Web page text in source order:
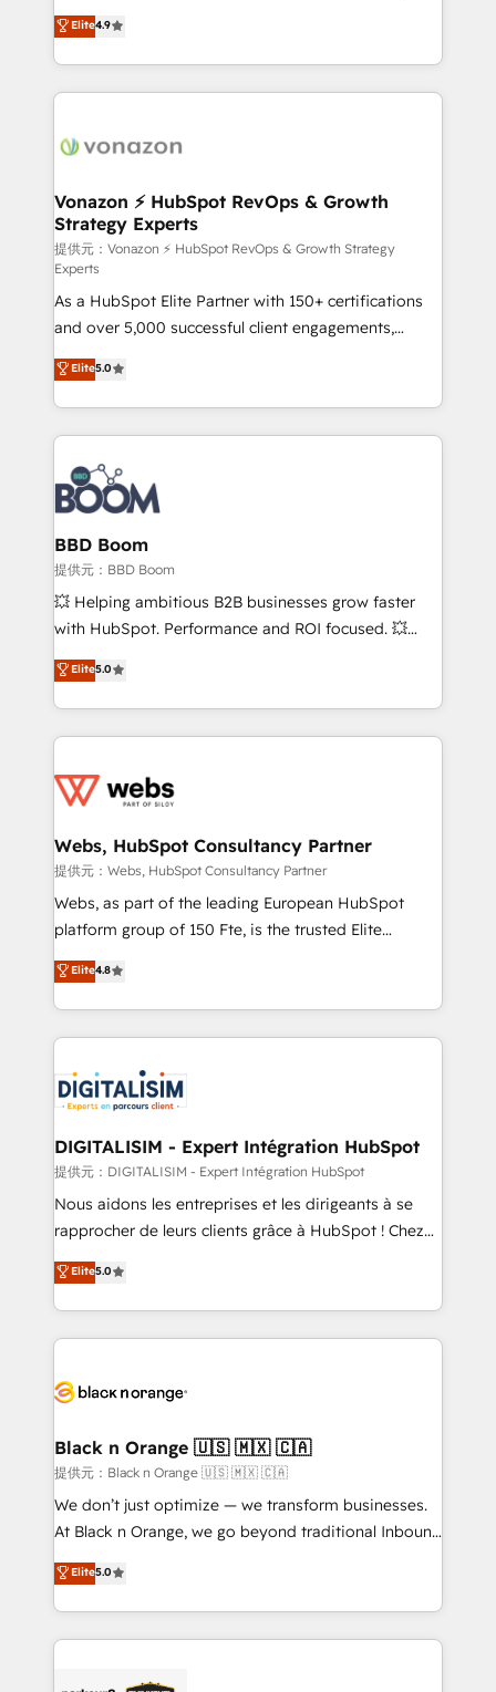
HubSpot dans votre organisation. Pour toute
question technique ou besoin de structuration de
B2B à travers l’acquisition de nouveaux clients,
l'intégration CRM et le développement des revenus
auprès de vos comptes existants. En France et à
l'international, nous travaillons avec des ETI
delà d’une simple transformation digitale et des
➤ L’intégration de CRM et de méthodologie RevOps
pour aligner les équipes marketing, commerciales et
support client (data migration, synchronisation API,
audit et maintenance) ➤ La création de sites internet
de conversion qui transforment les visiteurs en
opportunités d'affaires ➤ La mise en place de
stratégies d'acquisition marketing (SEO, SEA,
inbound, automatisation marketing, ABM, IA,
emailing) Informations clés : - 10 ans d'expérience -
100+ intégrations CRM HubSpot réussies - 40
experts conseil - 150 certifications HubSpot
cumulées
Elite4.9
Vonazon ⚡ HubSpot RevOps & Growth
Strategy Experts
提供元：Vonazon ⚡ HubSpot RevOps & Growth Strategy
Experts
As a HubSpot Elite Partner with 150+ certifications
and over 5,000 successful client engagements,
Vonazon turns marketing complexity into
measurable, scalable growth. From onboarding to
enterprise-grade campaigns, our in-house team
builds scalable strategies that drive long-term
revenue. ⚙️ HubSpot Integration & Optimization •
Seamless CRM, CMS, and automation setup •
Complex platform migrations and data cleanups •
Custom APIs and third-party integrations 📈 End-to-
End Revenue Acceleration • Lifecycle marketing and
pipeline growth programs • Sales enablement tools
and CRM optimization • Retention strategies with
Execution • 750+ onboardings and 2,000+
implementations • Deep expertise across marketing,
Elite5.0
BBD Boom
提供元：BBD Boom
💥 Helping ambitious B2B businesses grow faster
with HubSpot. Performance and ROI focused. 💥
BBD Boom is the HubSpot partner that can help you
to HubSpot Better. We work with your teams to
solve all your HubSpot challenges and improve user
adoption, sales process and marketing results.
the first time 🔧 Designing and optimising your
and build using HubSpot 🔌 Integrating HubSpot
with other systems 🎓 Training your teams to be
HubSpot pros 📊 Lead generation services using
HubSpot Why us? - SIX HubSpot Accreditations -
CRM, Solutions Architecture, Onboarding , Data
Migration, Custom Integration & Platform
team of 25+ experts Contact us today to help you
get more from your investment in HubSpot.
Elite5.0
Webs, HubSpot Consultancy Partner
提供元：Webs, HubSpot Consultancy Partner
Webs, as part of the leading European HubSpot
platform group of 150 Fte, is the trusted Elite
HubSpot CRM Partner offering you a roadmap on
maximizing EBITDA and achieving Commercial
Excellence. With our targeted processes, we
strengthen your digital transformation and minimize
Implementation partner, we provide expertise to
drive your business forward. Since 2015 we are fully
dedicated to HubSpot and with an experienced
team (50+), we work with reputable companies in
B2B sectors such as manufacturing, SaaS and
business services. We prepare a customized
impact of your digital transformation, including a
detailed financial rationale with a focus on ROI and
embark on a transformational journey that sets your
business up for long-term success. Unlock your
business. If not now, when?
Elite4.8
DIGITALISIM - Expert Intégration HubSpot
提供元：DIGITALISIM - Expert Intégration HubSpot
Nous aidons les entreprises et les dirigeants à se
rapprocher de leurs clients grâce à HubSpot ! Chez
DIGITALISIM, nous avons l'intime conviction que la
réussite des entreprises passe par l’innovation web,
le marketing digital, et la relation client ! C'est
pourquoi, nos experts sont à la fois capables de
référencement, votre stratégie digitale et le pilotage
projet HubSpot avec DIGITALISIM : 🧽 Nettoyage,
migration et intégration des bases de données. 🚀
Développement des interfaces avec vos logiciels
métiers ⚙️ Configuration de la plateforme HubSpot
Book Process & Guidelines utilisateurs 🎓
Formations des utilisateurs
Elite5.0
Black n Orange 🇺🇸 🇲🇽 🇨🇦
提供元：Black n Orange 🇺🇸 🇲🇽 🇨🇦
We don’t just optimize — we transform businesses.
At Black n Orange, we go beyond traditional Inbound
Marketing with our exclusive methodologies:
BOOMS and BOOST. Together, they form a powerful
combination that has driven success for over 800
businesses worldwide. As Elite HubSpot Partners, we
Elite5.0